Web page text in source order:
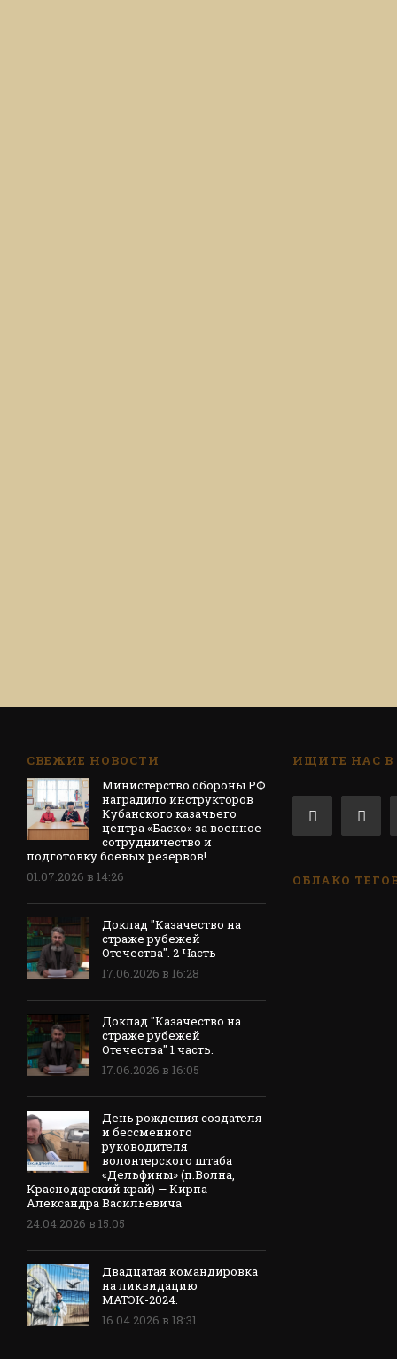
СВЕЖИЕ НОВОСТИ
Министерство обороны РФ
наградило инструкторов
Кубанского казачьего
центра «Баско» за военное
сотрудничество и
подготовку боевых резервов!
01.07.2026 в 14:26
Доклад "Казачество на
страже рубежей
Отечества". 2 Часть
17.06.2026 в 16:28
Доклад "Казачество на
страже рубежей
Отечества" 1 часть.
17.06.2026 в 16:05
День рождения создателя
и бессменного
руководителя
волонтерского штаба
«Дельфины» (п.Волна,
Краснодарский край) — Кирпа
Александра Васильевича
24.04.2026 в 15:05
Двадцатая командировка
на ликвидацию
МАТЭК-2024.
16.04.2026 в 18:31
ИЩИТЕ НАС В
ОБЛАКО